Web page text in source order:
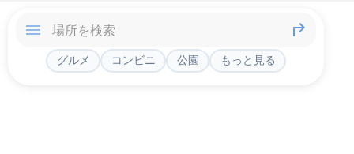
グルメ コンビニ 公園 もっと見る